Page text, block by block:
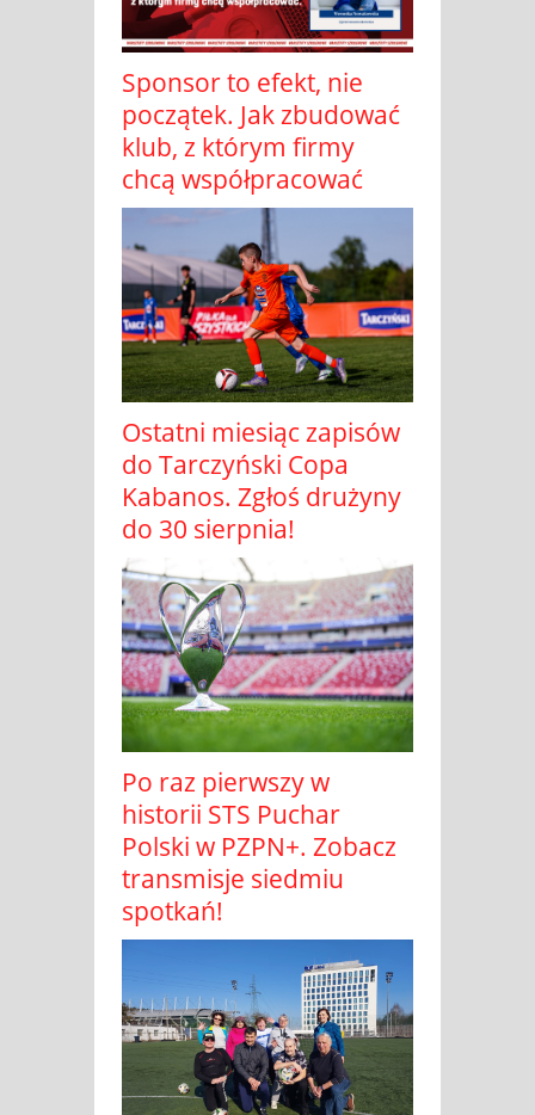
Sponsor to efekt, nie
początek. Jak zbudować
klub, z którym firmy
chcą współpracować
Ostatni miesiąc zapisów
do Tarczyński Copa
Kabanos. Zgłoś drużyny
do 30 sierpnia!
Po raz pierwszy w
historii STS Puchar
Polski w PZPN+. Zobacz
transmisje siedmiu
spotkań!